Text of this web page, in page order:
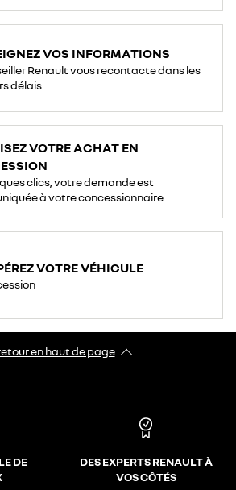
VOS INFORMATIONS
Renault vous recontacte dans les
délais
VOTRE ACHAT EN
clics, votre demande est
à votre concessionnaire
VOTRE VÉHICULE
en haut de page​
DE
DES EXPERTS RENAULT À
VOS CÔTÉS